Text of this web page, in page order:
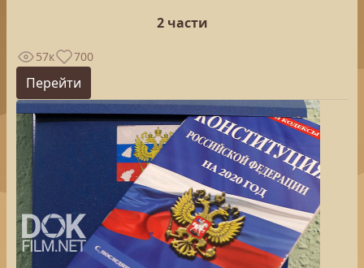
2 части
57к 700
Перейти